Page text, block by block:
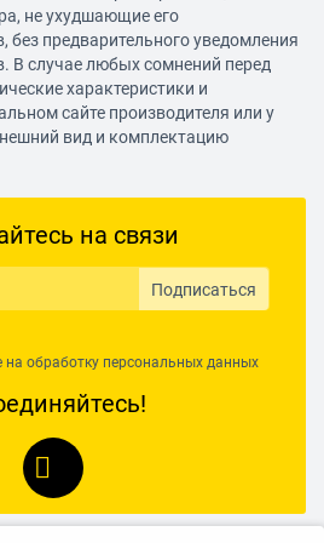
SonicMaster
черный
есть
37 Wh
х 19.9 мм
не ухудшающие его
без предварительного уведомления
В случае любых сомнений перед
характеристики и
сайте производителя или у
вид и комплектацию
на связи
Подписаться
на обработку персональных данных